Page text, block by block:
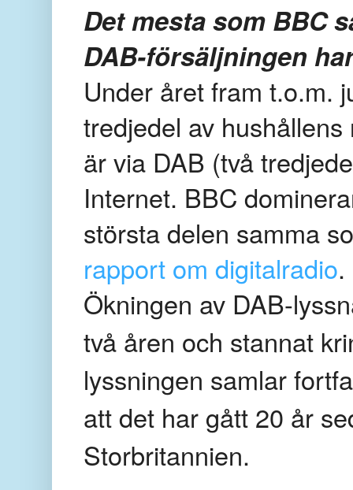
Det mesta som BBC
DAB-försäljningen
Under året fram t.o.m.
tredjedel av
är via DAB (två
Internet. BBC
största delen samma
rapport om digitalradio.
Ökningen av DAB-
två åren och stannat
lyssningen samlar
att det har gått 20 år
Storbritannien.